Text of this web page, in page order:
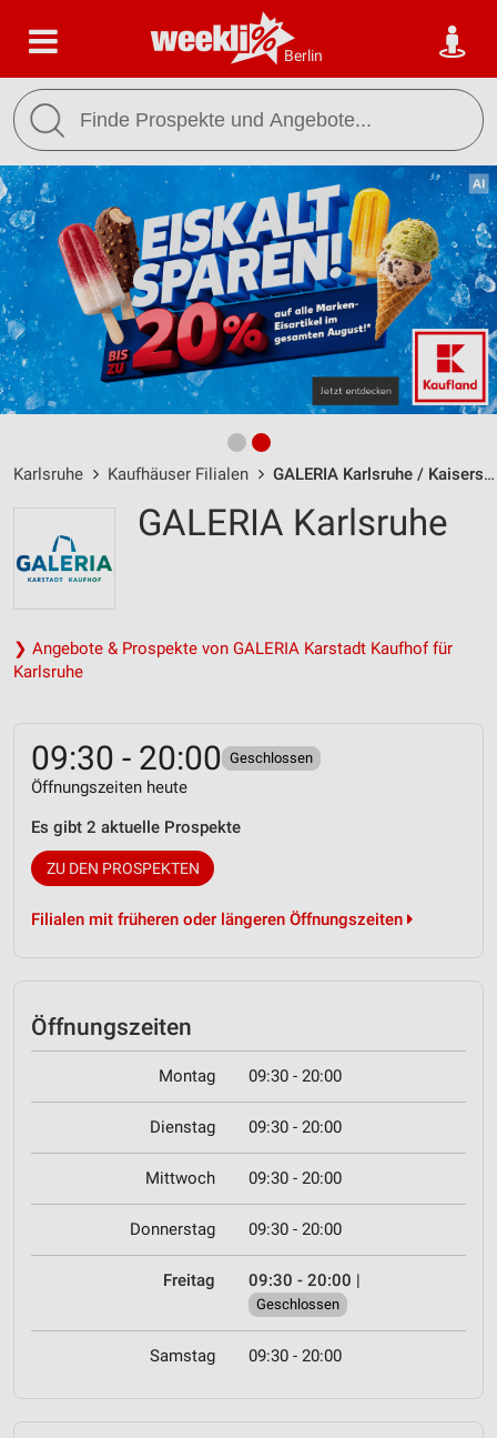
Berlin
Karlsruhe Kaufhäuser Filialen GALERIA Karlsruhe / Kaiserstraße 147-159 - Öffnungszeiten & Adresse
GALERIA Karlsruhe
❯ Angebote & Prospekte von GALERIA Karstadt Kaufhof für
Karlsruhe
09:30 - 20:00 Geschlossen
Öffnungszeiten heute
Es gibt 2 aktuelle Prospekte
ZU DEN PROSPEKTEN
Filialen mit früheren oder längeren Öffnungszeiten
Öffnungszeiten
Montag 09:30 - 20:00
Dienstag 09:30 - 20:00
Mittwoch 09:30 - 20:00
Donnerstag 09:30 - 20:00
Freitag 09:30 - 20:00 |
Geschlossen
Samstag 09:30 - 20:00